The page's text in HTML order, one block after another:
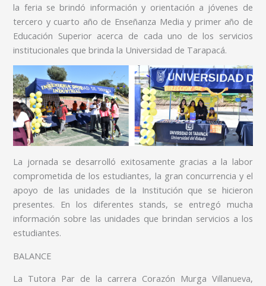
la feria se brindó información y orientación a jóvenes de
tercero y cuarto año de Enseñanza Media y primer año de
Educación Superior acerca de cada uno de los servicios
institucionales que brinda la Universidad de Tarapacá.
La jornada se desarrolló exitosamente gracias a la labor
comprometida de los estudiantes, la gran concurrencia y el
apoyo de las unidades de la Institución que se hicieron
presentes. En los diferentes stands, se entregó mucha
información sobre las unidades que brindan servicios a los
estudiantes.
BALANCE
La Tutora Par de la carrera Corazón Murga Villanueva,